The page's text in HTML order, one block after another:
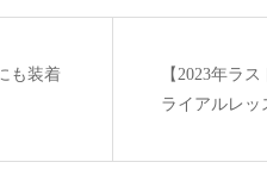
も装着
【2023年ラ
ライアルレッ